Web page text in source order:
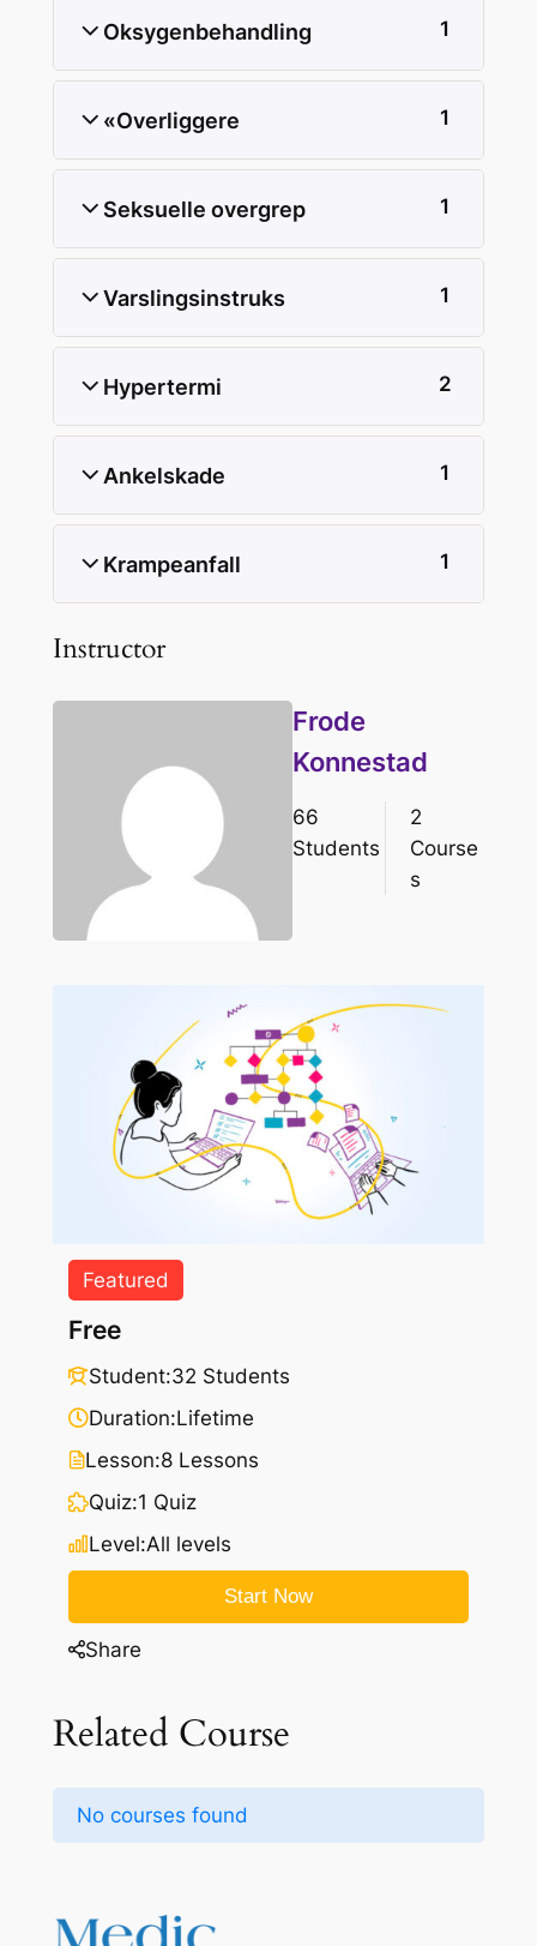
Oksygenbehandling 1
«Overliggere 1
Seksuelle overgrep 1
Varslingsinstruks 1
Hypertermi 2
Ankelskade 1
Krampeanfall 1
Instructor
Frode
Konnestad
66
Students
2
Course
s
Featured
Free
Student:32 Students
Duration:Lifetime
Lesson:8 Lessons
Quiz:1 Quiz
Level:All levels
Start Now
Share
Related Course
No courses found